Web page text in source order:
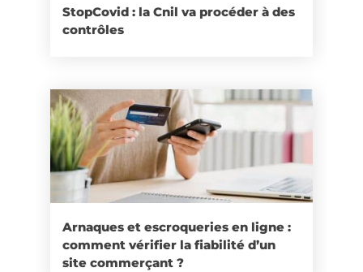
StopCovid : la Cnil va procéder à des
contrôles
Arnaques et escroqueries en ligne :
comment vérifier la fiabilité d’un
site commerçant ?